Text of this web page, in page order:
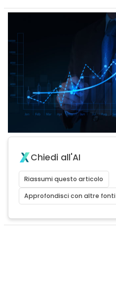
Chiedi all'AI
Riassumi questo articolo
Approfondisci con altre fonti